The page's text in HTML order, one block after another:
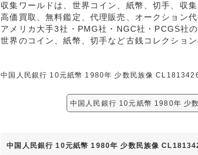
収集ワールドは、世界コイン、紙幣、切手、収
高価買取、無料鑑定、代理販売、オークション
アメリカ大手3社・PMG社・NGC社・PCGS社
世界のコイン、紙幣、切手など古銭コレクショ
中国人民銀行 10元紙幣 1980年 少数民族像
中国人民銀行 10元紙幣 1980年 少
中国人民銀行 10元紙幣 1980年 少数民族像